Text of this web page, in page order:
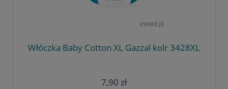
Włóczka Baby Cotton XL Gazzal kolr 3428XL
7,90 zł